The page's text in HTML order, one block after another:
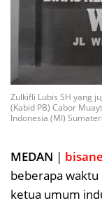
Zulkifli Lubis SH yang
(Kabid PB) Cabor
Indonesia (MI)
MEDAN |
beberapa waktu
ketua umum